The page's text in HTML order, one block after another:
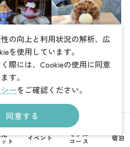
ト
イベント
モデル
コース
宿泊
の向上と利用状況の解析、広
を使用しています。
際には、Cookieの使用に同意
す。
ーをご確認ください。
同意する